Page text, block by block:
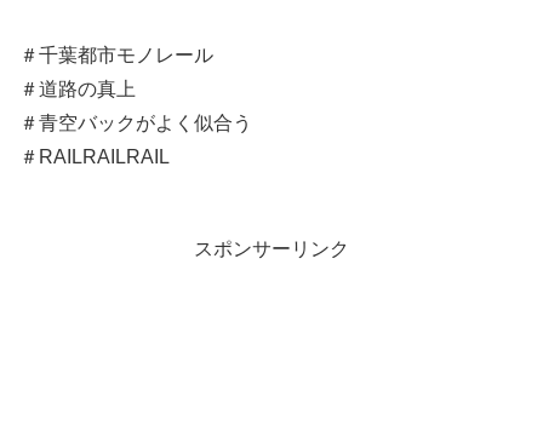
＃千葉都市モノレール
＃道路の真上
＃青空バックがよく似合う
＃RAILRAILRAIL
スポンサーリンク